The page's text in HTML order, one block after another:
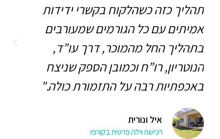
תהליך כזה כשהלקוח בקשרי ידידות
אמיתים עם כל הגורמים שמעורבים
בתהליך החל מהמוכר, דרך עו”ד,
הנוטריון, רו”ח וכמובן הספק שניצח
באכפתיות רבה על התזמורת כולה."
איל ונורית
רכישת וילה פרטית בקורפו